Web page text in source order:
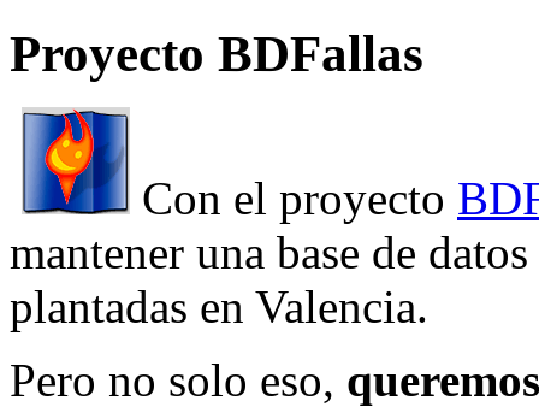
Proyecto BDFallas
Con el proyecto
mantener una base de
plantadas en Valencia.
Pero no solo eso,